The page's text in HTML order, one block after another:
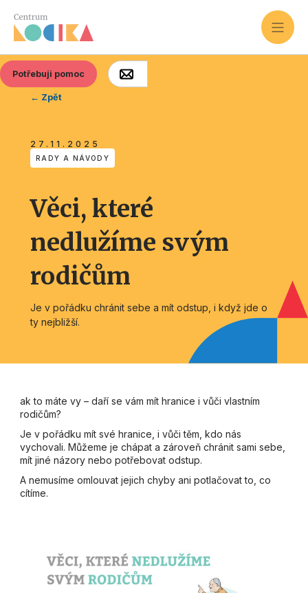
Potřebuji pomoc
← Zpět
27.11.2025
RADY A NÁVODY
Věci, které
nedlužíme svým
rodičům
Je v pořádku chránit sebe a mít odstup, i když jde o
ty nejbližší.
ak to máte vy – daří se vám mít hranice i vůči vlastním
rodičům?
Je v pořádku mít své hranice, i vůči těm, kdo nás
vychovali. Můžeme je chápat a zároveň chránit sami sebe,
mít jiné názory nebo potřebovat odstup.
A nemusíme omlouvat jejich chyby ani potlačovat to, co
cítíme.